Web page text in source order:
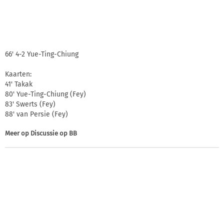
66' 4-2 Yue-Ting-Chiung
Kaarten:
41' Takak
80' Yue-Ting-Chiung (Fey)
83' Swerts (Fey)
88' van Persie (Fey)
Meer op Discussie op BB